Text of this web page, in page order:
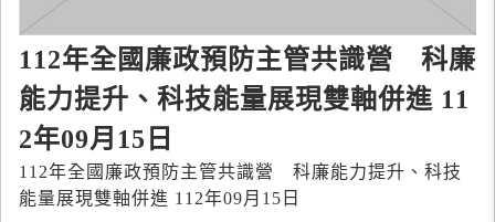
112年全國廉政預防主管共識營 科廉
能力提升、科技能量展現雙軸併進 11
2年09月15日
112年全國廉政預防主管共識營 科廉能力提升、科技
能量展現雙軸併進 112年09月15日